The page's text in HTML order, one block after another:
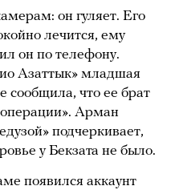
он гуляет. Его
лечится, ему
он по телефону.
Азаттык» младшая
сообщила, что ее брат
Арман
подчеркивает,
у Бекзата не было.
появился аккаунт